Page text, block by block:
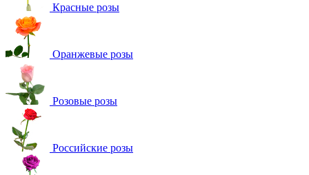
Красные розы
Оранжевые розы
Розовые розы
Российские розы